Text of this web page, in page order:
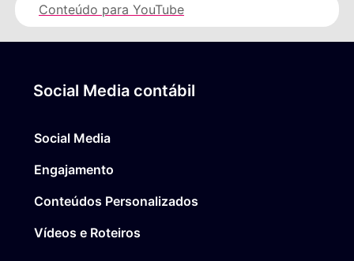
Conteúdo para YouTube
Social Media contábil
Social Media
Engajamento
Conteúdos Personalizados
Vídeos e Roteiros